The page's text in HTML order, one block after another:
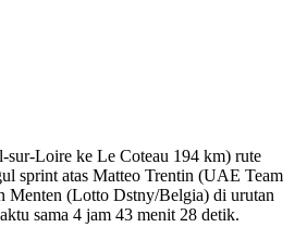
sur-Loire ke Le Coteau 194 km) rute
sprint atas Matteo Trentin (UAE Team
Menten (Lotto Dstny/Belgia) di urutan
sama 4 jam 43 menit 28 detik.